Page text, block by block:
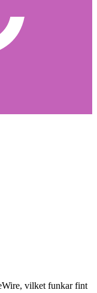
vilket funkar fint